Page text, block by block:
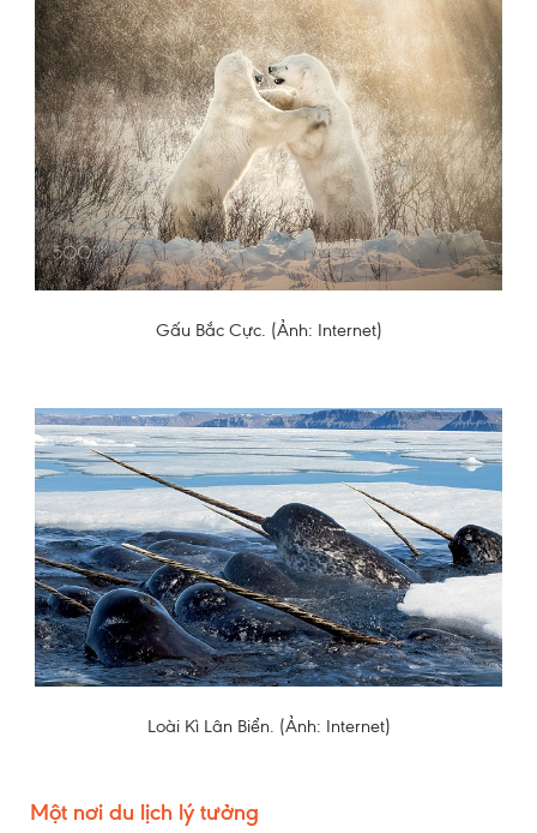
Gấu Bắc Cực. (Ảnh: Internet)
Loài Kì Lân Biển. (Ảnh: Internet)
Một nơi du lịch lý tưởng